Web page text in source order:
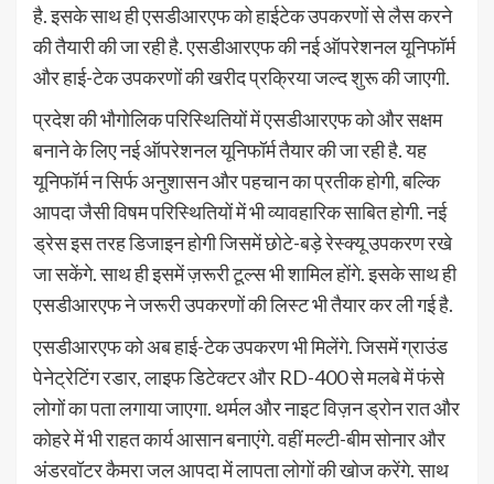
है. इसके साथ ही एसडीआरएफ को हाईटेक उपकरणों से लैस करने
की तैयारी की जा रही है. एसडीआरएफ की नई ऑपरेशनल यूनिफॉर्म
और हाई-टेक उपकरणों की खरीद प्रक्रिया जल्द शुरू की जाएगी.
प्रदेश की भौगोलिक परिस्थितियों में एसडीआरएफ को और सक्षम
बनाने के लिए नई ऑपरेशनल यूनिफॉर्म तैयार की जा रही है. यह
यूनिफॉर्म न सिर्फ अनुशासन और पहचान का प्रतीक होगी, बल्कि
आपदा जैसी विषम परिस्थितियों में भी व्यावहारिक साबित होगी. नई
ड्रेस इस तरह डिजाइन होगी जिसमें छोटे-बड़े रेस्क्यू उपकरण रखे
जा सकेंगे. साथ ही इसमें ज़रूरी टूल्स भी शामिल होंगे. इसके साथ ही
एसडीआरएफ ने जरूरी उपकरणों की लिस्ट भी तैयार कर ली गई है.
एसडीआरएफ को अब हाई-टेक उपकरण भी मिलेंगे. जिसमें ग्राउंड
पेनेट्रेटिंग रडार, लाइफ डिटेक्टर और RD-400 से मलबे में फंसे
लोगों का पता लगाया जाएगा. थर्मल और नाइट विज़न ड्रोन रात और
कोहरे में भी राहत कार्य आसान बनाएंगे. वहीं मल्टी-बीम सोनार और
अंडरवॉटर कैमरा जल आपदा में लापता लोगों की खोज करेंगे. साथ